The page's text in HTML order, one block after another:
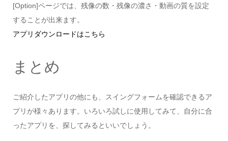
[Option]ページでは、残像の数・残像の濃さ・動画の質を設定
することが出来ます。
アプリダウンロードはこちら
まとめ
ご紹介したアプリの他にも、スイングフォームを確認できるア
プリが様々あります。いろいろ試しに使用してみて、自分に合
ったアプリを、探してみるといいでしょう。